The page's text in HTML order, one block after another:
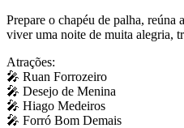
Prepare o chapéu de palha, reúna
viver uma noite de muita alegria,
Atrações:
🎤 Ruan Forrozeiro
🎤 Desejo de Menina
🎤 Hiago Medeiros
🎤 Forró Bom Demais